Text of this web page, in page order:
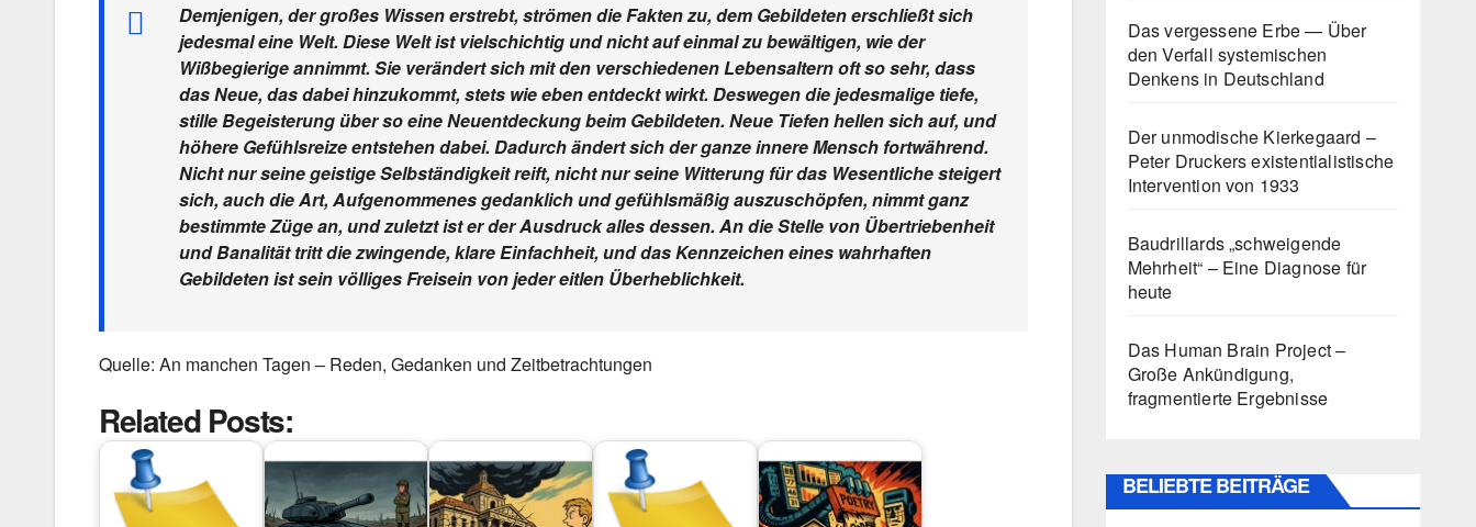
Demjenigen, der großes Wissen erstrebt, strömen die Fakten zu, dem Gebildeten erschließt sich
jedesmal eine Welt. Diese Welt ist vielschichtig und nicht auf einmal zu bewältigen, wie der
Wißbegierige annimmt. Sie verändert sich mit den verschiedenen Lebensaltern oft so sehr, dass
das Neue, das dabei hinzukommt, stets wie eben entdeckt wirkt. Deswegen die jedesmalige tiefe,
stille Begeisterung über so eine Neuentdeckung beim Gebildeten. Neue Tiefen hellen sich auf, und
höhere Gefühlsreize entstehen dabei. Dadurch ändert sich der ganze innere Mensch fortwährend.
Nicht nur seine geistige Selbständigkeit reift, nicht nur seine Witterung für das Wesentliche steigert
sich, auch die Art, Aufgenommenes gedanklich und gefühlsmäßig auszuschöpfen, nimmt ganz
bestimmte Züge an, und zuletzt ist er der Ausdruck alles dessen. An die Stelle von Übertriebenheit
und Banalität tritt die zwingende, klare Einfachheit, und das Kennzeichen eines wahrhaften
Gebildeten ist sein völliges Freisein von jeder eitlen Überheblichkeit.
Quelle: An manchen Tagen – Reden, Gedanken und Zeitbetrachtungen
Related Posts:
Das vergessene Erbe — Über
den Verfall systemischen
Denkens in Deutschland
Der unmodische Kierkegaard –
Peter Druckers existentialistische
Intervention von 1933
Baudrillards „schweigende
Mehrheit“ – Eine Diagnose für
heute
Das Human Brain Project –
Große Ankündigung,
fragmentierte Ergebnisse
BELIEBTE BEITRÄGE